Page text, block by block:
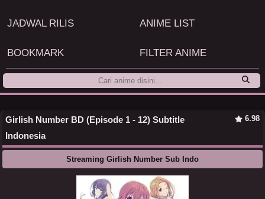
JADWAL RILIS ANIME LIST
BOOKMARK FILTER ANIME
Girlish Number BD (Episode 1 - 12) Subtitle
Indonesia
6.98
Streaming Girlish Number Sub Indo